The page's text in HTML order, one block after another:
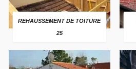
REHAUSSEMENT DE TOITURE
25